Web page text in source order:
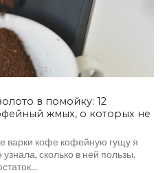
в помойку: 12
жмых, о которых не
варки кофе кофейную гущу я
сколько в ней пользы.